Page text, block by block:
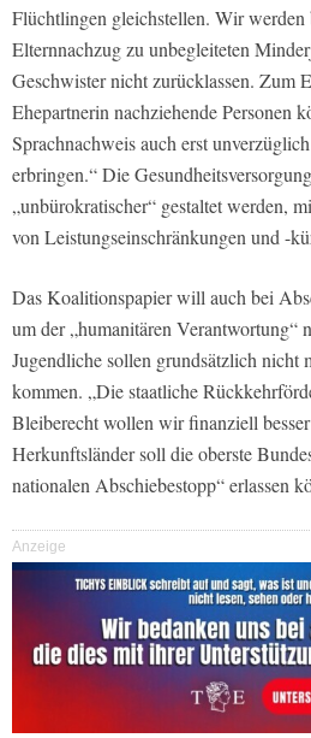
Flüchtlingen gleichstellen. Wir werden
Elternnachzug zu unbegleiteten
Geschwister nicht zurücklassen. Zum
Ehepartnerin nachziehende Personen
Sprachnachweis auch erst
erbringen.“ Die
„unbürokratischer“ gestaltet werden,
von Leistungseinschränkungen und -
Das Koalitionspapier will auch bei
um der „humanitären Verantwortung“
Jugendliche sollen grundsätzlich nicht
kommen. „Die staatliche
Bleiberecht wollen wir finanziell
Herkunftsländer soll die oberste
nationalen Abschiebestopp“ erlassen
Anzeige